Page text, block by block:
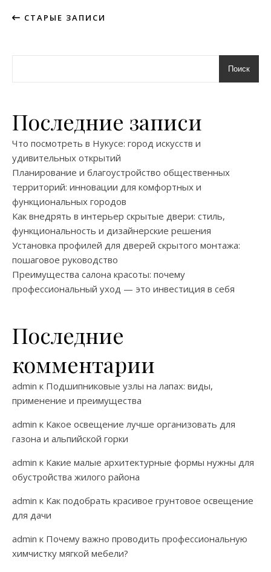
СТАРЫЕ ЗАПИСИ
Поиск
Последние записи
Что посмотреть в Нукусе: город искусств и
удивительных открытий
Планирование и благоустройство общественных
территорий: инновации для комфортных и
функциональных городов
Как внедрять в интерьер скрытые двери: стиль,
функциональность и дизайнерские решения
Установка профилей для дверей скрытого монтажа:
пошаговое руководство
Преимущества салона красоты: почему
профессиональный уход — это инвестиция в себя
Последние
комментарии
admin к Подшипниковые узлы на лапах: виды,
применение и преимущества
admin к Какое освещение лучше организовать для
газона и альпийской горки
admin к Какие малые архитектурные формы нужны для
обустройства жилого района
admin к Как подобрать красивое грунтовое освещение
для дачи
admin к Почему важно проводить профессиональную
химчистку мягкой мебели?